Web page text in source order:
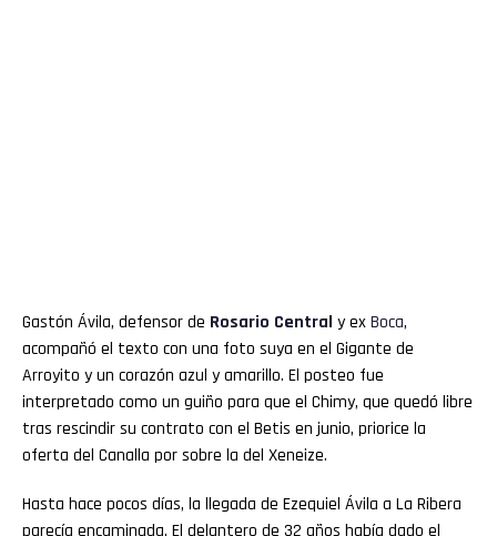
Gastón Ávila, defensor de Rosario Central y exBoca,
acompañó el texto con una foto suya en el Gigante de
Arroyito y un corazón azul y amarillo. El posteo fue
interpretado como un guiño para que el Chimy, que quedó libre
tras rescindir su contrato con el Betis en junio, priorice la
oferta del Canalla por sobre la del Xeneize.
Hasta hace pocos días, la llegada de Ezequiel Ávila a La Ribera
parecía encaminada. El delantero de 32 años había dado el